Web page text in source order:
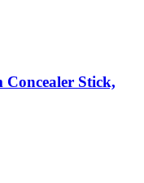
Concealer Stick,